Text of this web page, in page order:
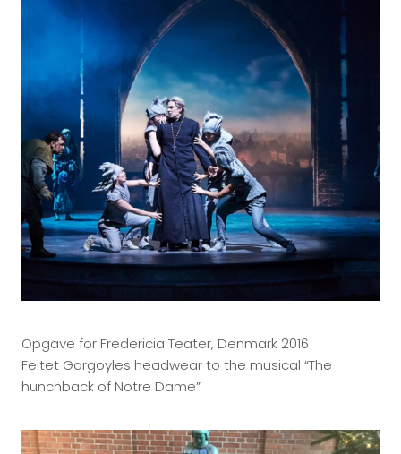
Opgave for Fredericia Teater, Denmark 2016
Feltet Gargoyles headwear to the musical “The
hunchback of Notre Dame”